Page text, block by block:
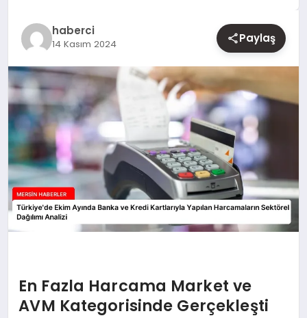
haberci
14 Kasım 2024 Paylaş
En Fazla Harcama Market ve
AVM Kategorisinde Gerçekleşti